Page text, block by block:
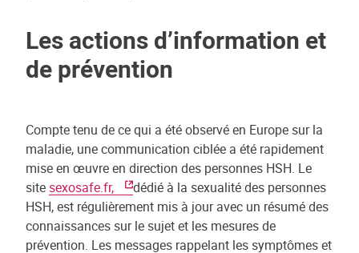
Les actions d’information et
de prévention
Compte tenu de ce qui a été observé en Europe sur la
maladie, une communication ciblée a été rapidement
mise en œuvre en direction des personnes HSH. Le
sitesexosafe.fr,
dédié à la sexualité des personnes
HSH, est régulièrement mis à jour avec un résumé des
connaissances sur le sujet et les mesures de
prévention. Les messages rappelant les symptômes et